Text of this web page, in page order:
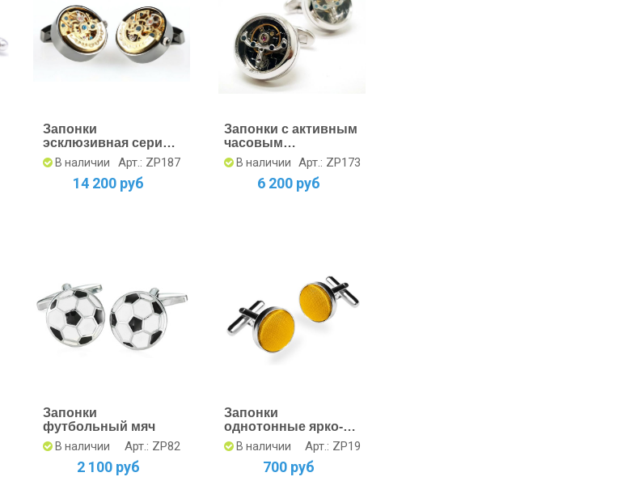
Запонки
эсклюзивная серия
с часовым
механизмом
золотые в стальном
В наличии Арт.: ZP187
14 200 руб
Запонки с активным
часовым
механизмом сталь
В наличии Арт.: ZP173
6 200 руб
Запонки
футбольный мяч
В наличии Арт.: ZP82
2 100 руб
Запонки
однотонные ярко-
желтые
В наличии Арт.: ZP19
700 руб